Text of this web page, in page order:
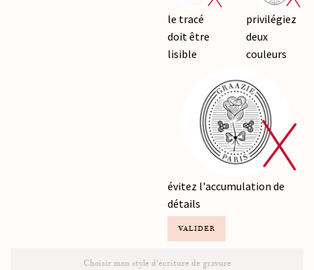
le tracé
doit être
lisible
privilégiez
deux
couleurs
évitez l'accumulation de
détails
VALIDER
Choisir mon style d'écriture de gravure